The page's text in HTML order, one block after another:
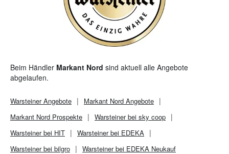
Beim Händler Markant Nord sind aktuell alle Angebote
abgelaufen.
WarsteinerAngebote Markant Nord Angebote
Markant Nord Prospekte
Warsteiner bei sky coop
Warsteiner bei HIT
Warsteiner bei EDEKA
Warsteiner bei bilgro
Warsteiner bei EDEKA Neukauf